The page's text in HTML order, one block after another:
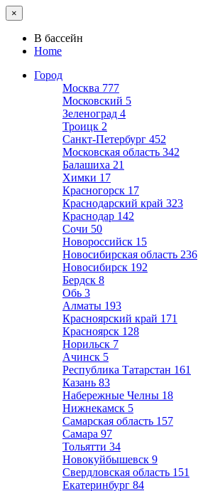
×
В бассейн
Home
Город
Москва 777
Московский 5
Зеленоград 4
Троицк 2
Санкт-Петербург 452
Московская область 342
Балашиха 21
Химки 17
Красногорск 17
Краснодарский край 323
Краснодар 142
Сочи 50
Новороссийск 15
Новосибирская область 236
Новосибирск 192
Бердск 8
Обь 3
Алматы 193
Красноярский край 171
Красноярск 128
Норильск 7
Ачинск 5
Республика Татарстан 161
Казань 83
Набережные Челны 18
Нижнекамск 5
Самарская область 157
Самара 97
Тольятти 34
Новокуйбышевск 9
Свердловская область 151
Екатеринбург 84